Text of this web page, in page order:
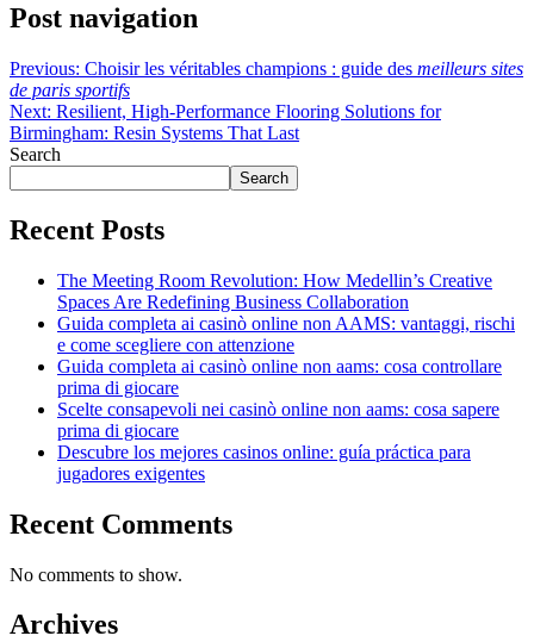
Post navigation
Previous: Choisir les véritables champions : guide des meilleurs sites
de paris sportifs
Next: Resilient, High-Performance Flooring Solutions for
Birmingham: Resin Systems That Last
Search
Search
Recent Posts
The Meeting Room Revolution: How Medellin’s Creative
Spaces Are Redefining Business Collaboration
Guida completa ai casinò online non AAMS: vantaggi, rischi
e come scegliere con attenzione
Guida completa ai casinò online non aams: cosa controllare
prima di giocare
Scelte consapevoli nei casinò online non aams: cosa sapere
prima di giocare
Descubre los mejores casinos online: guía práctica para
jugadores exigentes
Recent Comments
No comments to show.
Archives